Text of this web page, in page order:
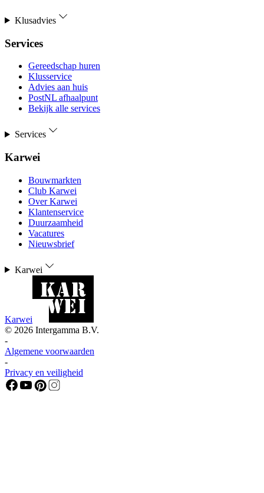
Klusadvies
Services
Gereedschap huren
Klusservice
Advies aan huis
PostNL afhaalpunt
Bekijk alle services
Services
Karwei
Bouwmarkten
Club Karwei
Over Karwei
Klantenservice
Duurzaamheid
Vacatures
Nieuwsbrief
Karwei
Karwei
© 2026 Intergamma B.V.
-
Algemene voorwaarden
-
Privacy en veiligheid